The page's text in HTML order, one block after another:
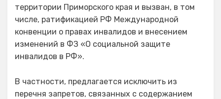
территории Приморского края и вызван, в том
числе, ратификацией РФ Международной
конвенции о правах инвалидов и внесением
изменений в ФЗ «О социальной защите
инвалидов в РФ».
В частности, предлагается исключить из
перечня запретов, связанных с содержанием